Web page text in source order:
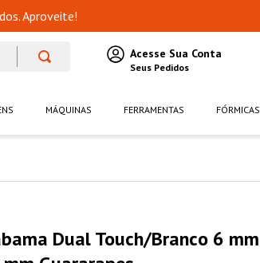
Aproveite!
MÁQUINAS FERRAMENTAS FÓRMICAS
Dual Touch/Branco 6 mm